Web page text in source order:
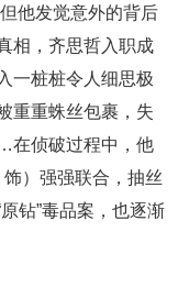
他发觉意外的背后
相，齐思哲入职成
一桩桩令人细思极
重重蛛丝包裹，失
在侦破过程中，他
）强强联合，抽丝
钻”毒品案，也逐渐